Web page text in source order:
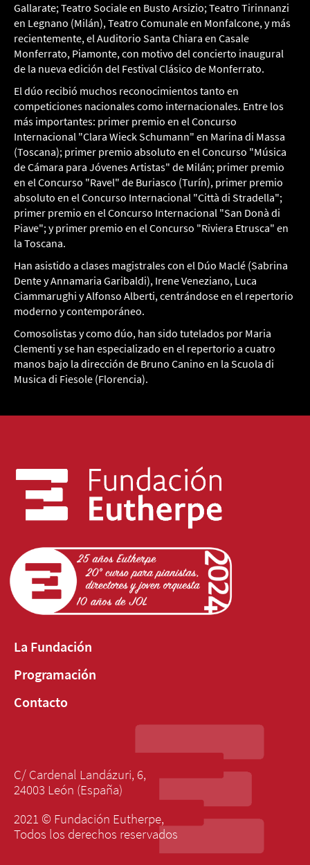
Gallarate; Teatro Sociale en Busto Arsizio; Teatro Tirinnanzi
en Legnano (Milán), Teatro Comunale en Monfalcone, y más
recientemente, el Auditorio Santa Chiara en Casale
Monferrato, Piamonte, con motivo del concierto inaugural
de la nueva edición del Festival Clásico de Monferrato.
El dúo recibió muchos reconocimientos tanto en
competiciones nacionales como internacionales. Entre los
más importantes: primer premio en el Concurso
Internacional "Clara Wieck Schumann" en Marina di Massa
(Toscana); primer premio absoluto en el Concurso "Música
de Cámara para Jóvenes Artistas" de Milán; primer premio
en el Concurso "Ravel" de Buriasco (Turín), primer premio
absoluto en el Concurso Internacional "Città di Stradella";
primer premio en el Concurso Internacional "San Donà di
Piave"; y primer premio en el Concurso "Riviera Etrusca" en
la Toscana.
Han asistido a clases magistrales con el Dúo Maclé (Sabrina
Dente y Annamaria Garibaldi), Irene Veneziano, Luca
Ciammarughi y Alfonso Alberti, centrándose en el repertorio
moderno y contemporáneo.
Comosolistas y como dúo, han sido tutelados por Maria
Clementi y se han especializado en el repertorio a cuatro
manos bajo la dirección de Bruno Canino en la Scuola di
Musica di Fiesole (Florencia).
La Fundación
Programación
Contacto
C/ Cardenal Landázuri, 6,
24003 León (España)
2021 © Fundación Eutherpe,
Todos los derechos reservados